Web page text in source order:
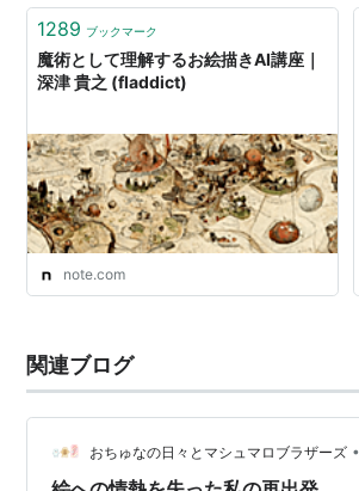
1289 ブックマーク
魔術として理解するお絵描きAI講座｜
深津 貴之 (fladdict)
note.com
関連ブログ
おちゅなの日々とマシュマロブラザーズ •